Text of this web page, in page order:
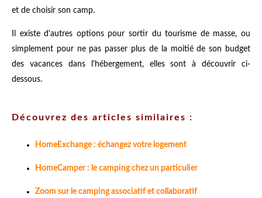
et de choisir son camp.
Il existe d'autres options pour sortir du tourisme de masse, ou
simplement pour ne pas passer plus de la moitié de son budget
des vacances dans l'hébergement, elles sont à découvrir ci-
dessous.
Découvrez des articles similaires :
HomeExchange : échangez votre logement
HomeCamper : le camping chez un particulier
Zoom sur le camping associatif et collaboratif